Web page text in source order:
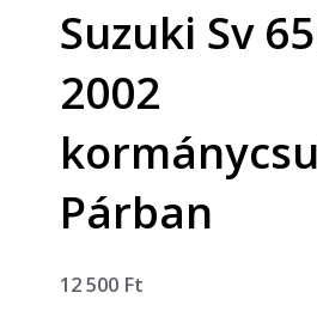
Suzuki Sv
2002
Párban
12 500 Ft